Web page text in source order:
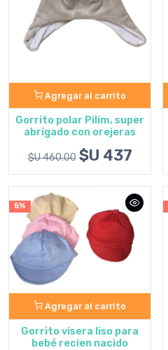
Agregar al carrito
Gorrito polar Pilim, super
abrigado con orejeras
$U 460.00 $U 437
5%
Agregar al carrito
Gorrito visera liso para
bebé recien nacido